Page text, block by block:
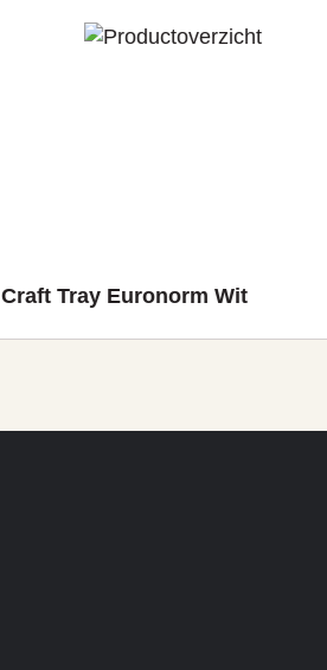
Craft Tray Euronorm Wit